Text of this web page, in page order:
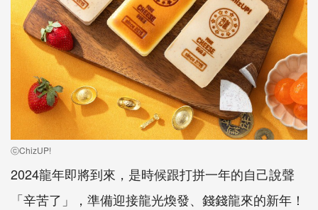
ⓒChizUP!
2024龍年即將到來，是時候跟打拼一年的自己說聲
「辛苦了」，準備迎接龍光煥發、錢錢龍來的新年！